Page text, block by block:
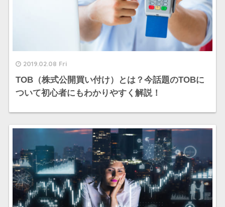
2019.02.08 Fri
TOB（株式公開買い付け）とは？今話題のTOBに
ついて初心者にもわかりやすく解説！